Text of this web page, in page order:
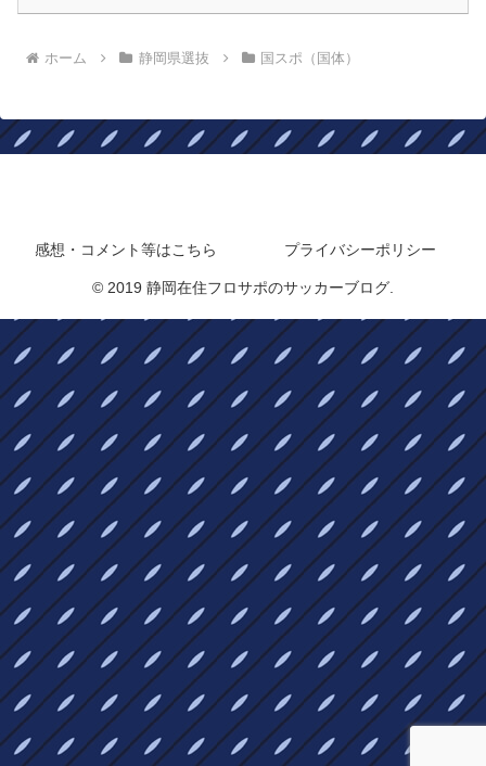
ホーム 静岡県選抜 国スポ（国体）
感想・コメント等はこちら プライバシーポリシー
© 2019 静岡在住フロサポのサッカーブログ.